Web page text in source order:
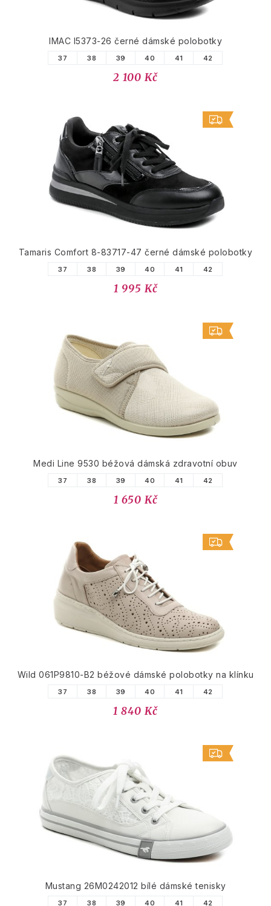
IMAC I5373-26 černé dámské polobotky
37 38 39 40 41 42
2 100 Kč
Tamaris Comfort 8-83717-47 černé dámské polobotky
37 38 39 40 41 42
1 995 Kč
Medi Line 9530 béžová dámská zdravotní obuv
37 38 39 40 41 42
1 650 Kč
Wild 061P9810-B2 béžové dámské polobotky na klínku
37 38 39 40 41 42
1 840 Kč
Mustang 26M0242012 bílé dámské tenisky
37 38 39 40 41 42